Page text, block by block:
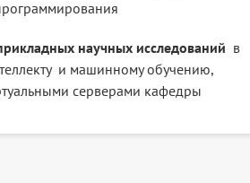
научных исследований в
и машинному обучению,
серверами кафедры